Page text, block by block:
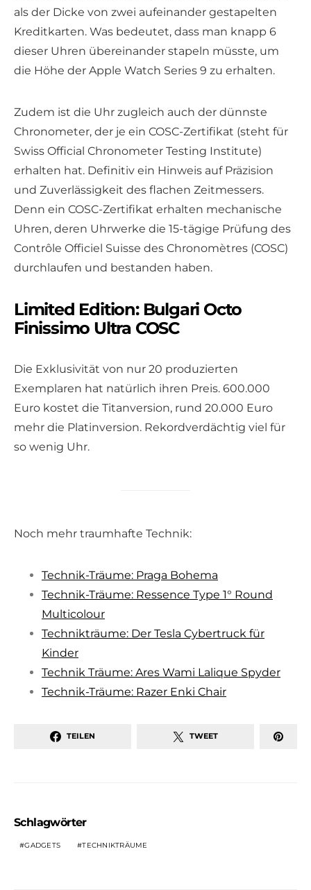
als der Dicke von zwei aufeinander gestapelten
Kreditkarten. Was bedeutet, dass man knapp 6
dieser Uhren übereinander stapeln müsste, um
die Höhe der Apple Watch Series 9 zu erhalten.
Zudem ist die Uhr zugleich auch der dünnste
Chronometer, der je ein COSC-Zertifikat (steht für
Swiss Official Chronometer Testing Institute)
erhalten hat. Definitiv ein Hinweis auf Präzision
und Zuverlässigkeit des flachen Zeitmessers.
Denn ein COSC-Zertifikat erhalten mechanische
Uhren, deren Uhrwerke die 15-tägige Prüfung des
Contrôle Officiel Suisse des Chronomètres (COSC)
durchlaufen und bestanden haben.
Limited Edition: Bulgari Octo
Finissimo Ultra COSC
Die Exklusivität von nur 20 produzierten
Exemplaren hat natürlich ihren Preis. 600.000
Euro kostet die Titanversion, rund 20.000 Euro
mehr die Platinversion. Rekordverdächtig viel für
so wenig Uhr.
Noch mehr traumhafte Technik:
Technik-Träume: Praga Bohema
Technik-Träume: Ressence Type 1° Round
Multicolour
Technikträume: Der Tesla Cybertruck für
Kinder
Technik Träume: Ares Wami Lalique Spyder
Technik-Träume: Razer Enki Chair
TEILEN TWEET
Schlagwörter
GADGETS TECHNIKTRÄUME